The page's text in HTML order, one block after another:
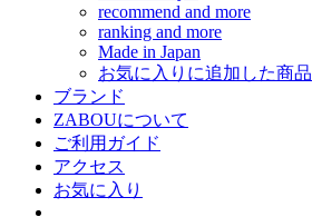
recommend and more
ranking and more
Made in Japan
お気に入りに追加した商品
ブランド
ZABOUについて
ご利用ガイド
アクセス
お気に入り